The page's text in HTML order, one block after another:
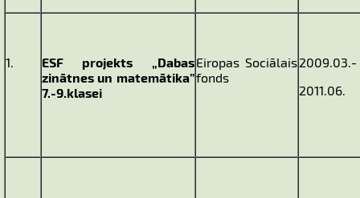
1.
ESF projekts „Dabas
zinātnes un matemātika”
7.-9.klasei
Eiropas Sociālais
fonds
2009.03.-
2011.06.